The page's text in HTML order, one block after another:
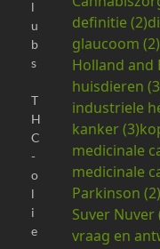
definitie (2)
glaucoom (2)
Holland and
huisdieren
industriele
kanker(3)
medicinale
medicinale
Parkinson (2)
Suver Nuver
vraag en
l
u
b
s
T
H
C
-
o
l
i
e